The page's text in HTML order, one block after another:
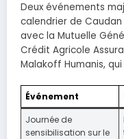
Deux événements
calendrier de
avec la Mutuelle
Crédit Agricole
Malakoff Humanis,
Événement
Journée de
sensibilisation sur le